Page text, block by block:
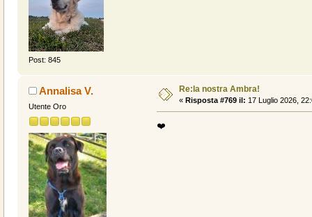
Post: 845
Annalisa V.
Utente Oro
Re:la nostra Ambra!
« Risposta #769 il: 17 Luglio 2026,
❤️